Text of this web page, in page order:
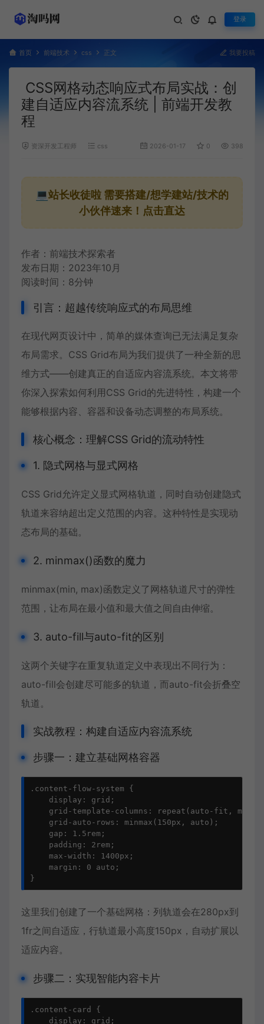
登录
首页 前端技术 css 正文 我要投稿
CSS网格动态响应式布局实战：创
建自适应内容流系统 | 前端开发教
程
资深开发工程师 css 2026-01-17 0 398
💻站长收徒啦 需要搭建/想学建站/技术的
小伙伴速来！点击直达
作者：前端技术探索者
发布日期：2023年10月
阅读时间：8分钟
引言：超越传统响应式的布局思维
在现代网页设计中，简单的媒体查询已无法满足复杂
布局需求。CSS Grid布局为我们提供了一种全新的思
维方式——创建真正的自适应内容流系统。本文将带
你深入探索如何利用CSS Grid的先进特性，构建一个
能够根据内容、容器和设备动态调整的布局系统。
核心概念：理解CSS Grid的流动特性
1. 隐式网格与显式网格
CSS Grid允许定义显式网格轨道，同时自动创建隐式
轨道来容纳超出定义范围的内容。这种特性是实现动
态布局的基础。
2. minmax()函数的魔力
minmax(min, max)函数定义了网格轨道尺寸的弹性
范围，让布局在最小值和最大值之间自由伸缩。
3. auto-fill与auto-fit的区别
这两个关键字在重复轨道定义中表现出不同行为：
auto-fill会创建尽可能多的轨道，而auto-fit会折叠空
轨道。
实战教程：构建自适应内容流系统
步骤一：建立基础网格容器
.content-flow-system {
    display: grid;
grid-template-columns: repeat(auto-fit,
    grid-auto-rows: minmax(150px, auto);
    gap: 1.5rem;
    padding: 2rem;
    max-width: 1400px;
    margin: 0 auto;
}
这里我们创建了一个基础网格：列轨道会在280px到
1fr之间自适应，行轨道最小高度150px，自动扩展以
适应内容。
步骤二：实现智能内容卡片
.content-card {
    display: grid;